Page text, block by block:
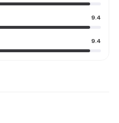
9.4
9.4